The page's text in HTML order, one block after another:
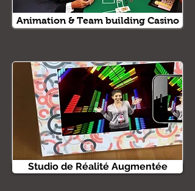
Animation & Team building Casino
Studio de Réalité Augmentée